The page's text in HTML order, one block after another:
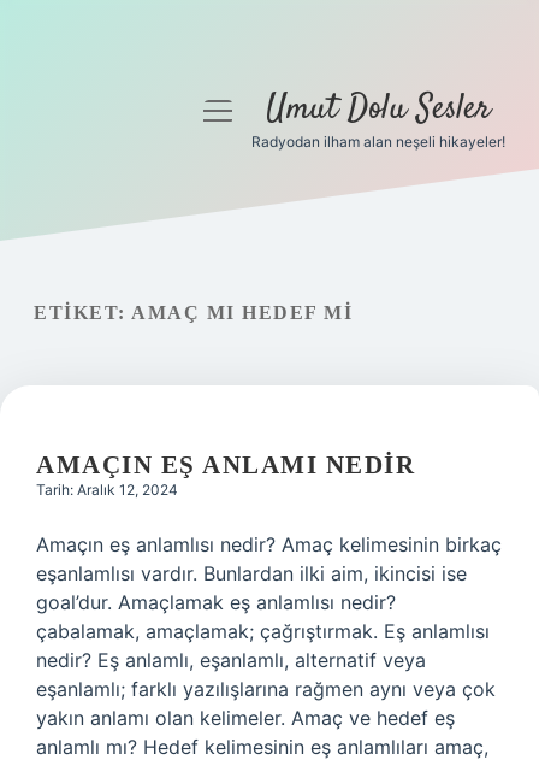
Gizlilik Politikası
menüyüUmut Dolu Sesler
Radyodan ilham alan neşeli hikayeler!
ETIKET: AMAÇ MI HEDEF MI
AMAÇIN EŞ ANLAMI NEDIR
Tarih: Aralık 12, 2024
Amaçın eş anlamlısı nedir? Amaç kelimesinin birkaç
eşanlamlısı vardır. Bunlardan ilki aim, ikincisi ise
goal’dur. Amaçlamak eş anlamlısı nedir?
çabalamak, amaçlamak; çağrıştırmak. Eş anlamlısı
nedir? Eş anlamlı, eşanlamlı, alternatif veya
eşanlamlı; farklı yazılışlarına rağmen aynı veya çok
yakın anlamı olan kelimeler. Amaç ve hedef eş
anlamlı mı? Hedef kelimesinin eş anlamlıları amaç,